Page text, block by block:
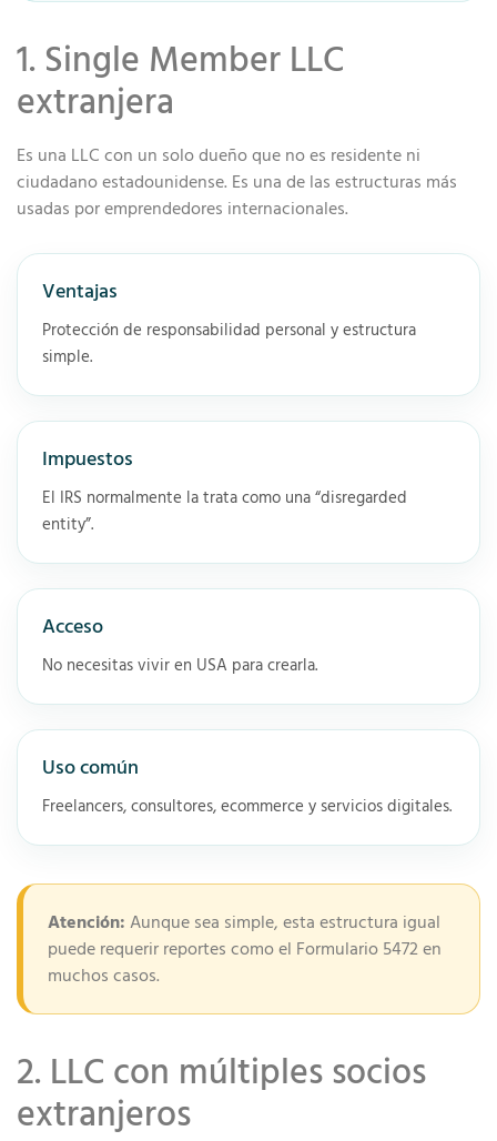
1. Single Member LLC
extranjera
Es una LLC con un solo dueño que no es residente ni
ciudadano estadounidense. Es una de las estructuras más
usadas por emprendedores internacionales.
Ventajas
Protección de responsabilidad personal y estructura
simple.
Impuestos
El IRS normalmente la trata como una “disregarded
entity”.
Acceso
No necesitas vivir en USA para crearla.
Uso común
Freelancers, consultores, ecommerce y servicios digitales.
Atención: Aunque sea simple, esta estructura igual
puede requerir reportes como el Formulario 5472 en
muchos casos.
2. LLC con múltiples socios
extranjeros